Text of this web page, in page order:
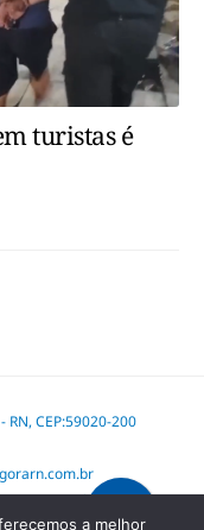
turistas é
RN, CEP:59020-200
a melhor